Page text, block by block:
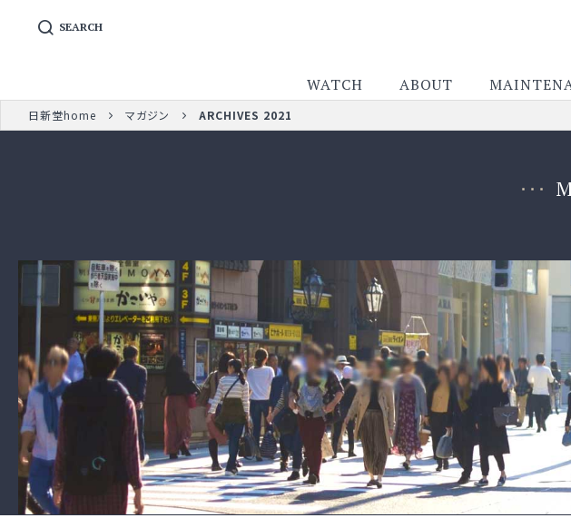
WATCH ABOUT
SEARCH
日新堂home マガジン ARCHIVES 2021